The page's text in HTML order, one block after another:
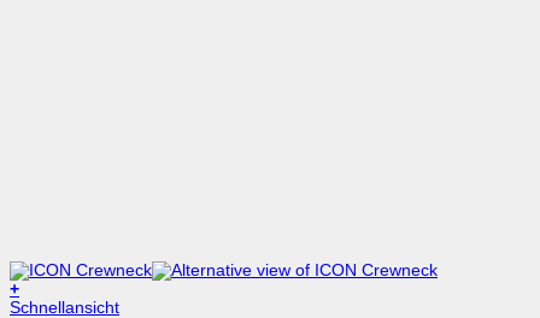
+
Dieses
Schnellansicht